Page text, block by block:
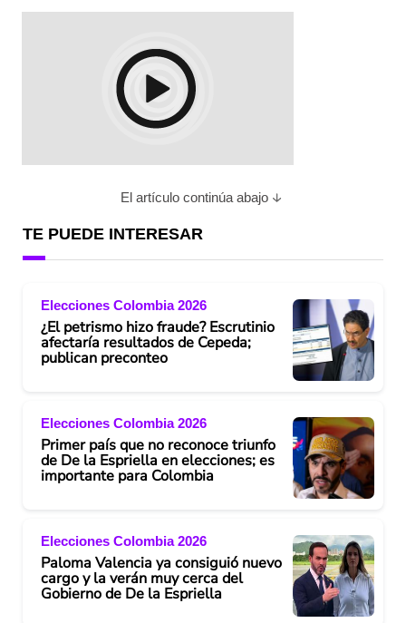
El artículo continúa abajo
TE PUEDE INTERESAR
Elecciones Colombia 2026
¿El petrismo hizo fraude? Escrutinio
afectaría resultados de Cepeda;
publican preconteo
Elecciones Colombia 2026
Primer país que no reconoce triunfo
de De la Espriella en elecciones; es
importante para Colombia
Elecciones Colombia 2026
Paloma Valencia ya consiguió nuevo
cargo y la verán muy cerca del
Gobierno de De la Espriella